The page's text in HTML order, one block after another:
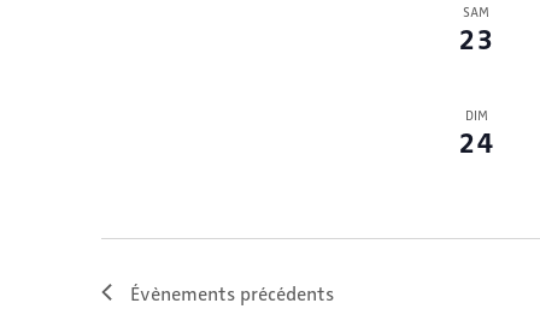
SAM
23
DIM
24
Évènements précédents